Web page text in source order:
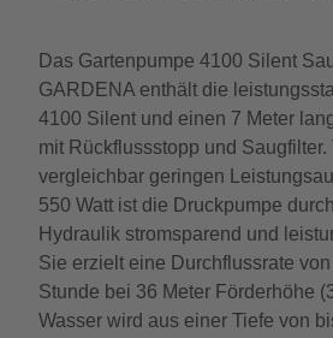
Das Gartenpumpe 4100 Silent
GARDENA enthält die
4100 Silent und einen 7 Meter
mit Rückflussstopp und Saugfilter.
vergleichbar geringen
550 Watt ist die Druckpumpe
Hydraulik stromsparend und
Sie erzielt eine Durchflussrate
Stunde bei 36 Meter Förderhöhe
Wasser wird aus einer Tiefe von